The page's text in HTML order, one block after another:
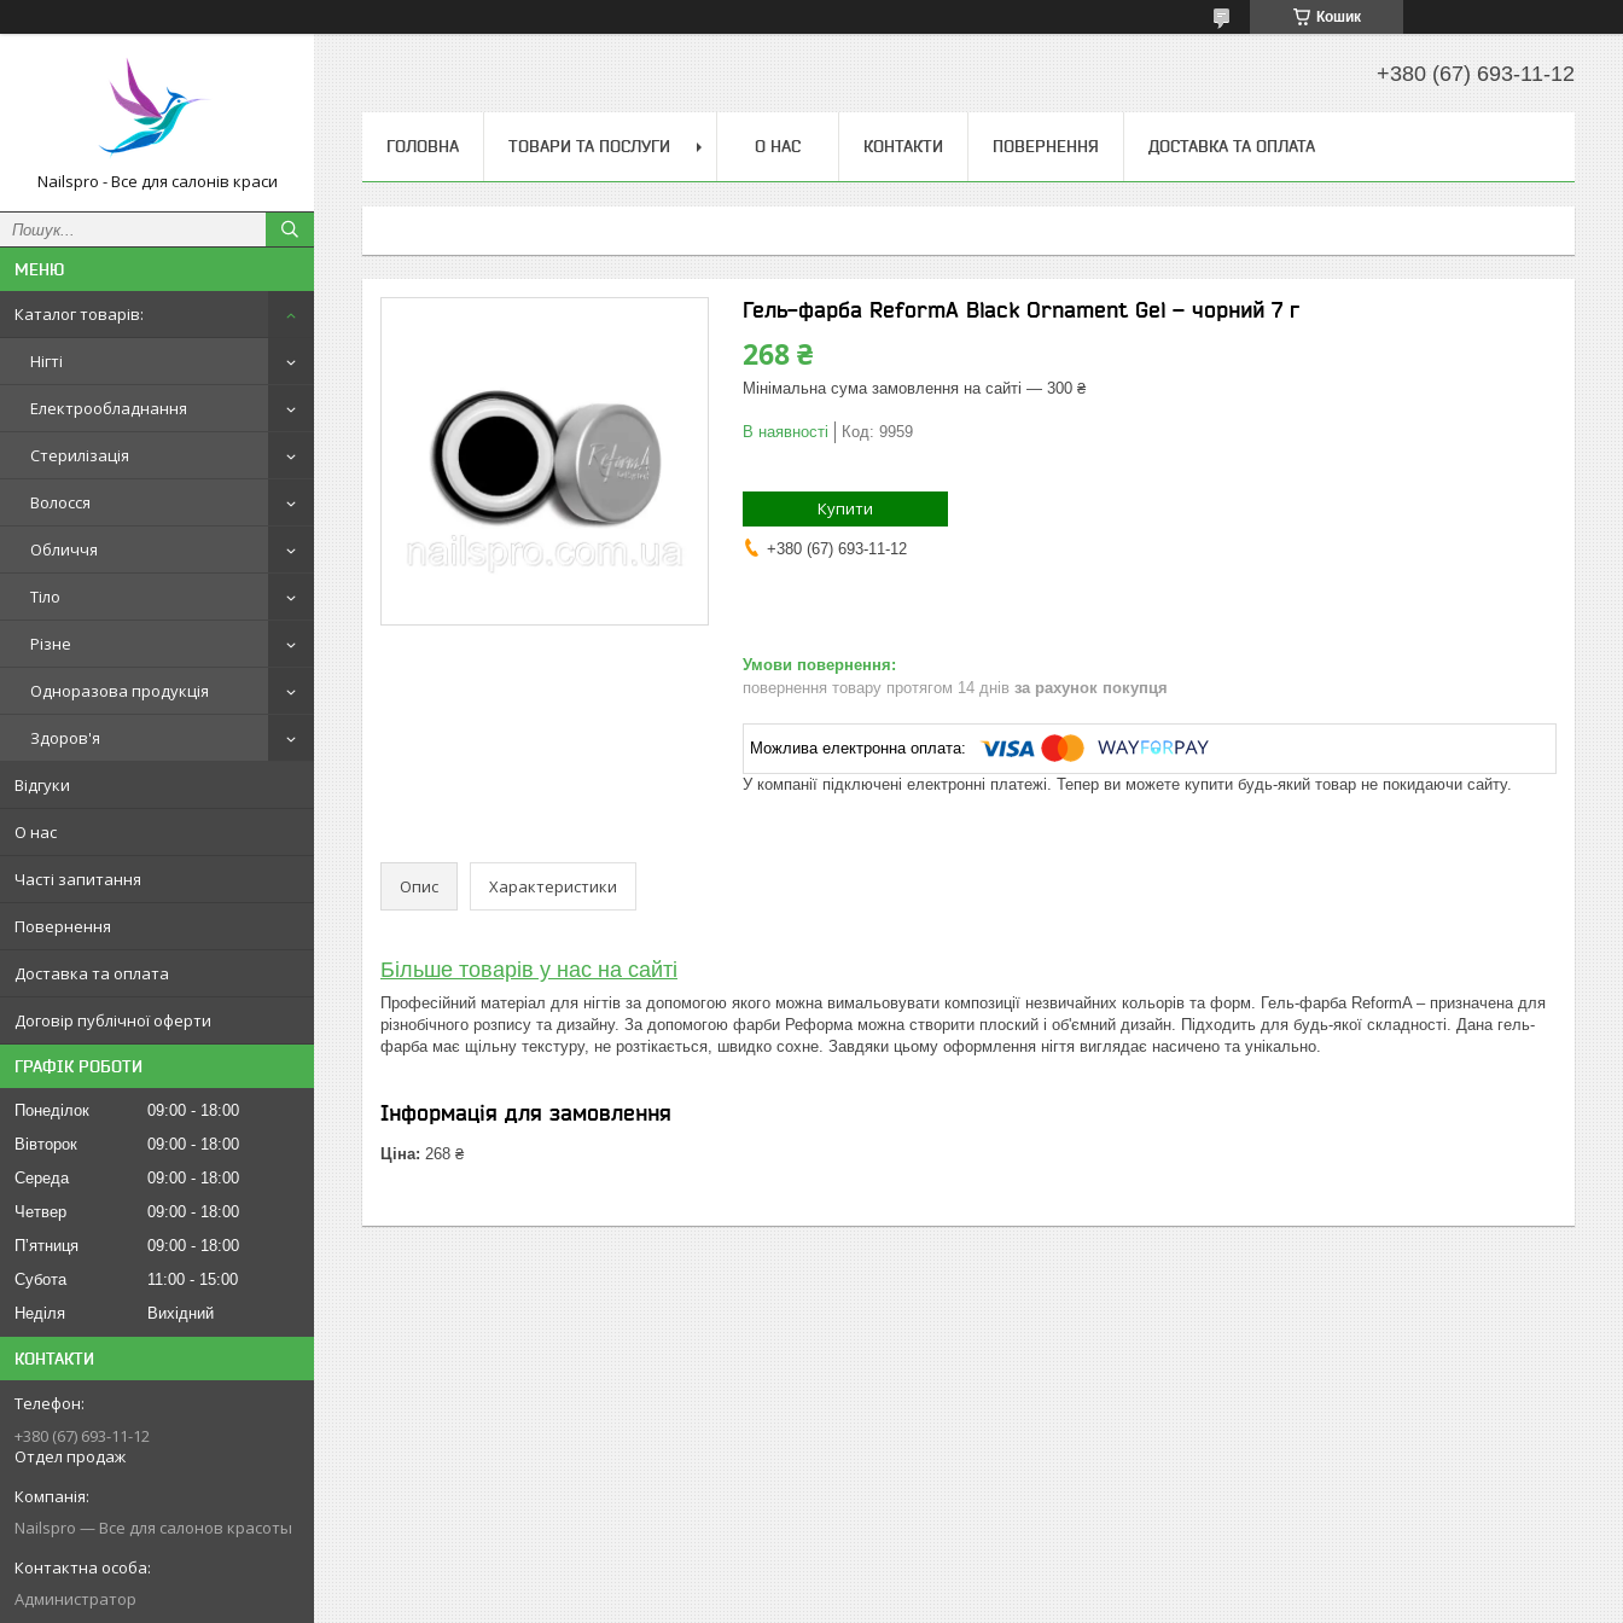
Кошик
Nailspro - Все для салонів краси
Каталог товарів:
Нігті
Електрообладнання
Стерилізація
Волосся
Обличчя
Тіло
Різне
Одноразова продукція
Здоров'я
Відгуки
О нас
Часті запитання
Повернення
Доставка та оплата
Договір публічної оферти
ГРАФІК РОБОТИ
Понеділок 09:00
18:00
Вівторок
09:00
18:00
Середа
09:00
18:00
Четвер
09:00
18:00
Пʼятниця
09:00
18:00
Субота
11:00
15:00
Неділя
Вихідний
КОНТАКТИ
+380 (67) 693-11-12
Отдел продаж
Nailspro — Все для салонов красоты
Администратор
+380 (67) 693-11-12
ГОЛОВНА ТОВАРИ ТА ПОСЛУГИ О НАС КОНТАКТИ ПОВЕРНЕННЯ ДОСТАВКА ТА ОПЛАТА
Гель-фарба ReformA Black Ornament Gel – чорний 7 г
268 ₴
Мінімальна сума замовлення на сайті — 300 ₴
В наявності Код: 9959
Купити
+380 (67) 693-11-12
повернення товару протягом 14 днів за рахунок покупця
У компанії підключені електронні платежі. Тепер ви можете купити будь-який товар не покидаючи сайту.
Опис Характеристики
Більше товарів у нас на сайті
Професійний матеріал для нігтів за допомогою якого можна вимальовувати композиції незвичайних кольорів та форм. Гель-фарба ReformA – призначена для
різнобічного розпису та дизайну. За допомогою фарби Реформа можна створити плоский і об'ємний дизайн. Підходить для будь-якої складності. Дана гель-
фарба має щільну текстуру, не розтікається, швидко сохне. Завдяки цьому оформлення нігтя виглядає насичено та унікально.
Інформація для замовлення
Ціна: 268 ₴